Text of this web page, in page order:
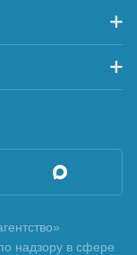
надзору в сфере